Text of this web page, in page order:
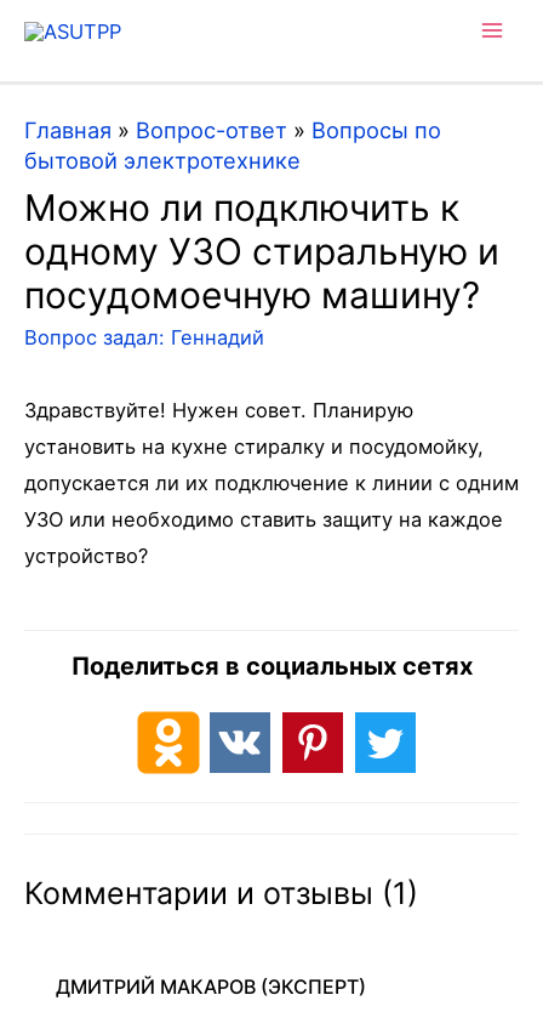
Главная » Вопрос-ответ » Вопросы по
бытовой электротехнике
Можно ли подключить к
одному УЗО стиральную и
посудомоечную машину?
Вопрос задал: Геннадий
Здравствуйте! Нужен совет. Планирую
установить на кухне стиралку и посудомойку,
допускается ли их подключение к линии с одним
УЗО или необходимо ставить защиту на каждое
устройство?
Поделиться в социальных сетях
Комментарии и отзывы (1)
ДМИТРИЙ МАКАРОВ (ЭКСПЕРТ)